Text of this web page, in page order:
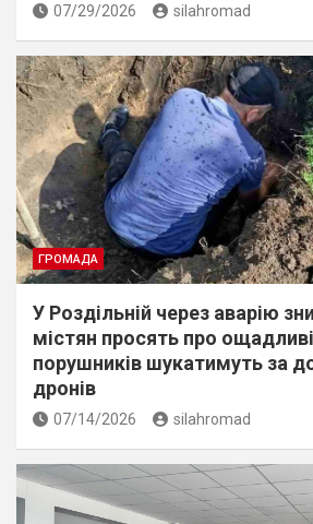
07/29/2026 silahromad
ГРОМАДА
У Роздільній через аварію
містян просять про
порушників шукатимуть за
дронів
07/14/2026 silahromad